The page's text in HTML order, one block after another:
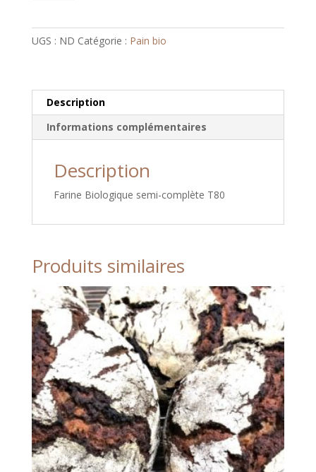
UGS : ND Catégorie : Pain bio
Description
Informations complémentaires
Description
Farine Biologique semi-complète T80
Produits similaires